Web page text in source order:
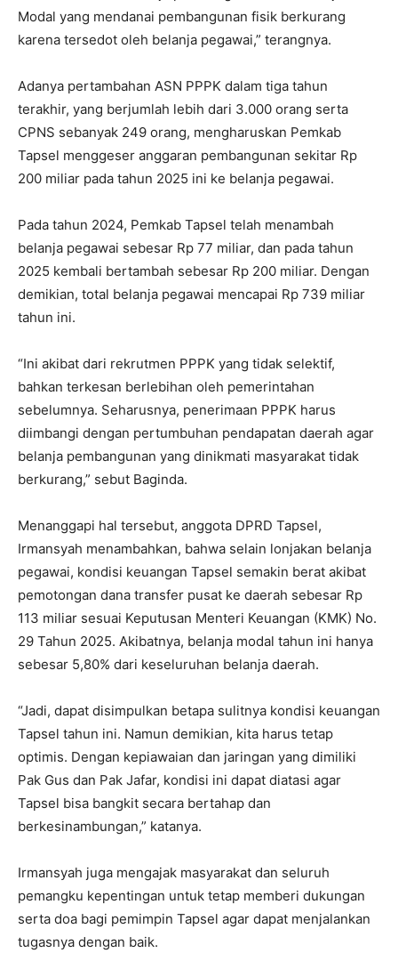
Modal yang mendanai pembangunan fisik berkurang
karena tersedot oleh belanja pegawai,” terangnya.
Adanya pertambahan ASN PPPK dalam tiga tahun
terakhir, yang berjumlah lebih dari 3.000 orang serta
CPNS sebanyak 249 orang, mengharuskan Pemkab
Tapsel menggeser anggaran pembangunan sekitar Rp
200 miliar pada tahun 2025 ini ke belanja pegawai.
Pada tahun 2024, Pemkab Tapsel telah menambah
belanja pegawai sebesar Rp 77 miliar, dan pada tahun
2025 kembali bertambah sebesar Rp 200 miliar. Dengan
demikian, total belanja pegawai mencapai Rp 739 miliar
tahun ini.
“Ini akibat dari rekrutmen PPPK yang tidak selektif,
bahkan terkesan berlebihan oleh pemerintahan
sebelumnya. Seharusnya, penerimaan PPPK harus
diimbangi dengan pertumbuhan pendapatan daerah agar
belanja pembangunan yang dinikmati masyarakat tidak
berkurang,” sebut Baginda.
Menanggapi hal tersebut, anggota DPRD Tapsel,
Irmansyah menambahkan, bahwa selain lonjakan belanja
pegawai, kondisi keuangan Tapsel semakin berat akibat
pemotongan dana transfer pusat ke daerah sebesar Rp
113 miliar sesuai Keputusan Menteri Keuangan (KMK) No.
29 Tahun 2025. Akibatnya, belanja modal tahun ini hanya
sebesar 5,80% dari keseluruhan belanja daerah.
“Jadi, dapat disimpulkan betapa sulitnya kondisi keuangan
Tapsel tahun ini. Namun demikian, kita harus tetap
optimis. Dengan kepiawaian dan jaringan yang dimiliki
Pak Gus dan Pak Jafar, kondisi ini dapat diatasi agar
Tapsel bisa bangkit secara bertahap dan
berkesinambungan,” katanya.
Irmansyah juga mengajak masyarakat dan seluruh
pemangku kepentingan untuk tetap memberi dukungan
serta doa bagi pemimpin Tapsel agar dapat menjalankan
tugasnya dengan baik.